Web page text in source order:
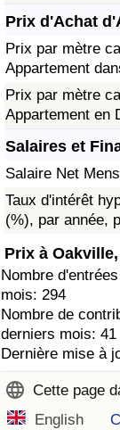
Prix d'Achat
Prix par mètre
Appartement
Prix par mètre
Appartement en
Salaires et
Salaire Net
Taux d'intérêt
(%), par année,
Prix à
Nombre
mois: 294
Nombre de
derniers mois: 41
Dernière mise à
Cette page
English